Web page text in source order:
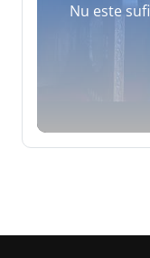
Nu este